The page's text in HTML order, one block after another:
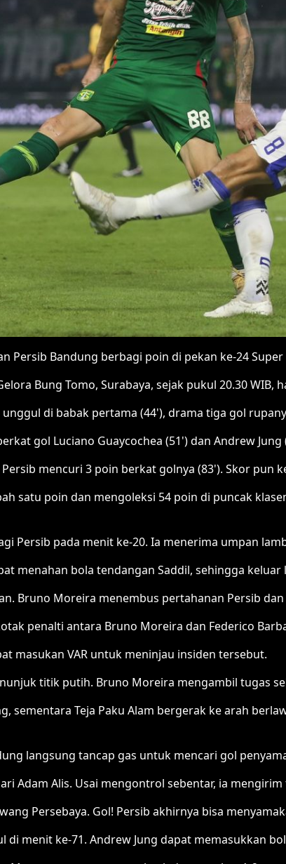
Persib Bandung berbagi poin di pekan ke-24 Super
Bung Tomo, Surabaya, sejak pukul 20.30 WIB,
di babak pertama (44'), drama tiga gol
gol Luciano Guaycochea (51') dan Andrew Jung
mencuri 3 poin berkat golnya (83'). Skor pun
satu poin dan mengoleksi 54 poin di puncak
Persib pada menit ke-20. Ia menerima umpan
menahan bola tendangan Saddil, sehingga
Bruno Moreira menembus pertahanan Persib
penalti antara Bruno Moreira dan Federico
masukan VAR untuk meninjau insiden tersebut.
titik putih. Bruno Moreira mengambil tugas
sementara Teja Paku Alam bergerak ke arah
langsung tancap gas untuk mencari gol
Adam Alis. Usai mengontrol sebentar, ia
Persebaya. Gol! Persib akhirnya bisa
menit ke-71. Andrew Jung dapat memasukkan